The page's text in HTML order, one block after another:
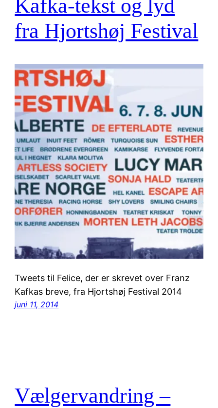
Kafka-tekst og lyd
fra Hjortshøj Festival
Tweets til Felice, der er skrevet over Franz
Kafkas breve, fra Hjortshøj Festival 2014
juni 11, 2014
Vælgervandring –